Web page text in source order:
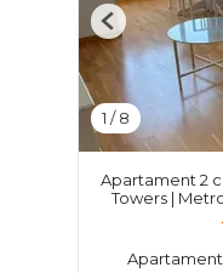
1 /8
Previous
Apartament 2
Towers |